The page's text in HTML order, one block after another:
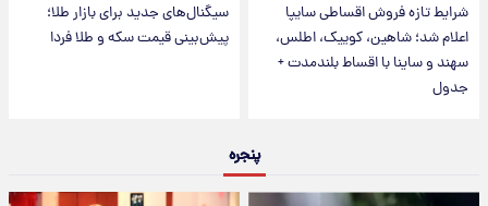
شرایط تازه فروش اقساطی سایپا
اعلام شد؛ شاهین، کوییک، اطلس،
سهند و ساینا با اقساط بلندمدت +
جدول
سیگنال‌های جدید برای بازار طلا؛
پیش‌بینی قیمت سکه و طلا فردا
پنجره